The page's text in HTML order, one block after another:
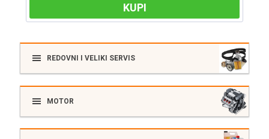
KUPI
REDOVNI I VELIKI SERVIS
MOTOR